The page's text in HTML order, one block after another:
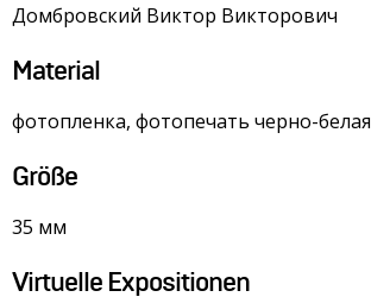
Домбровский Виктор Викторович
Material
фотопленка, фотопечать черно-белая
Größe
35 мм
Virtuelle Expositionen